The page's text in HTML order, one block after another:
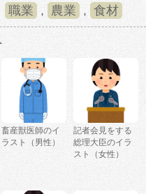
職業 , 農業 , 食材
畜産獣医師のイ
ラスト（男性）
記者会見をする
総理大臣のイラ
スト（女性）